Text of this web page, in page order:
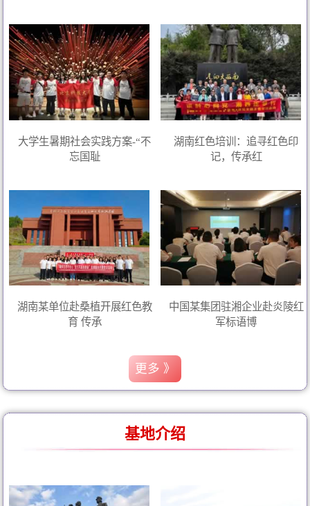
大学生暑期社会实践方案-“不
忘国耻
湖南红色培训：追寻红色印
记，传承红
湖南某单位赴桑植开展红色教
育 传承
中国某集团驻湘企业赴炎陵红
军标语博
更多 》
基地介绍